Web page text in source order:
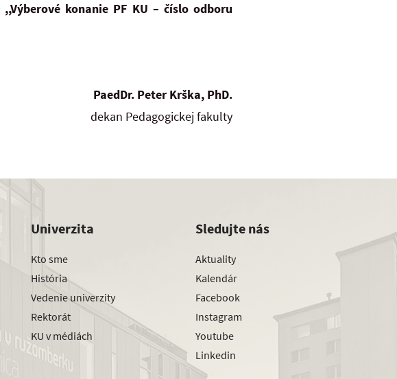
,,Výberové konanie PF KU – číslo odboru
PaedDr. Peter Krška, PhD.
dekan Pedagogickej fakulty
Univerzita
Kto sme
História
Vedenie univerzity
Rektorát
KU v médiách
Sledujte nás
Aktuality
Kalendár
Facebook
Instagram
Youtube
Linkedin